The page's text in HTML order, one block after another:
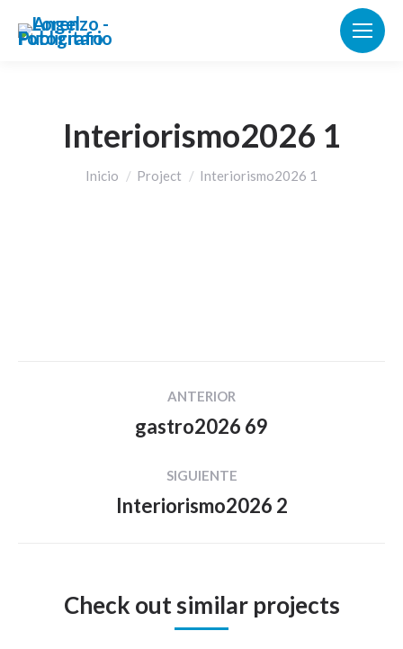
Interiorismo2026 1
Estás aquí:
Inicio Project Interiorismo2026 1
ANTERIOR
Proyecto
gastro2026 69
SIGUIENTE
Proyecto
Interiorismo2026 2
Check out similar projects